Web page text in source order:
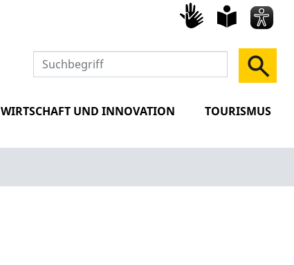
WIRTSCHAFT UND INNOVATION TOURISMUS